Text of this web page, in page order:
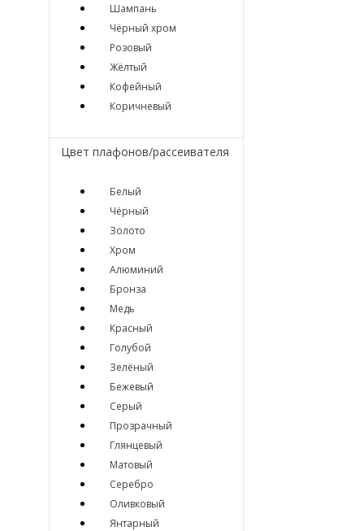
Шампань
Чёрный хром
Розовый
Жёлтый
Кофейный
Коричневый
Цвет плафонов/рассеивателя
Белый
Чёрный
Золото
Хром
Алюминий
Бронза
Медь
Красный
Голубой
Зелёный
Бежевый
Серый
Прозрачный
Глянцевый
Матовый
Серебро
Оливковый
Янтарный